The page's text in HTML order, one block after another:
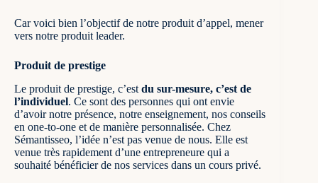
Car voici bien l’objectif de notre produit d’appel, mener
vers notre produit leader.
Produit de prestige
Le produit de prestige, c’est du sur-mesure, c’est de
l’individuel. Ce sont des personnes qui ont envie
d’avoir notre présence, notre enseignement, nos conseils
en one-to-one et de manière personnalisée. Chez
Sémantisseo, l’idée n’est pas venue de nous. Elle est
venue très rapidement d’une entrepreneure qui a
souhaité bénéficier de nos services dans un cours privé.